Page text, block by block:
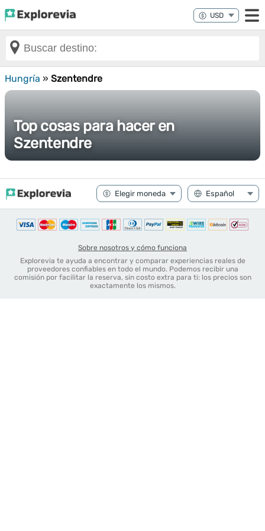
Hungría » Szentendre
Top cosas para hacer en
Szentendre
Sobre nosotros y cómo funciona
Explorevia te ayuda a encontrar y comparar experiencias reales de
proveedores confiables en todo el mundo. Podemos recibir una
comisión por facilitar la reserva, sin costo extra para ti: los precios son
exactamente los mismos.